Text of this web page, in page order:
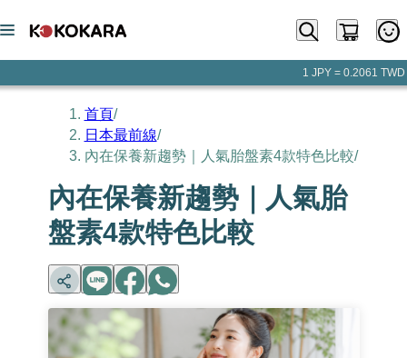
1 JPY = 0.2061 TWD
首頁/
日本最前線/
內在保養新趨勢｜人氣胎盤素4款特色比較/
內在保養新趨勢｜人氣胎
盤素4款特色比較